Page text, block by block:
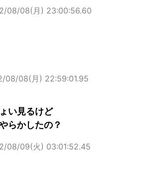
08/08(月) 23:00:56.60
08/08(月) 22:59:01.95
い見るけど
らかしたの？
08/09(火) 03:01:52.45